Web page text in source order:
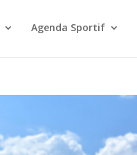
Agenda Sportif